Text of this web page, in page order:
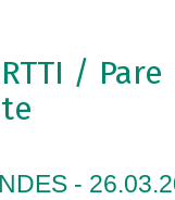
/ Pare
-